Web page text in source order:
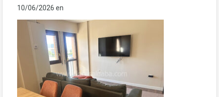
10/06/2026 en